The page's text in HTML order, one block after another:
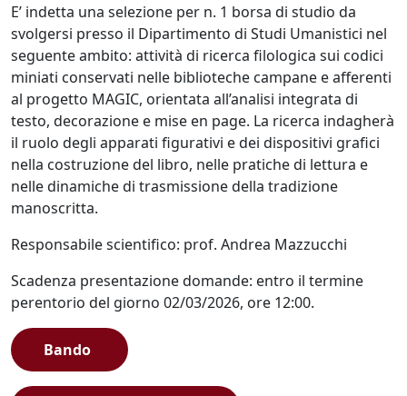
E’ indetta una selezione per n. 1 borsa di studio da
svolgersi presso il Dipartimento di Studi Umanistici nel
seguente ambito: attività di ricerca filologica sui codici
miniati conservati nelle biblioteche campane e afferenti
al progetto MAGIC, orientata all’analisi integrata di
testo, decorazione e mise en page. La ricerca indagherà
il ruolo degli apparati figurativi e dei dispositivi grafici
nella costruzione del libro, nelle pratiche di lettura e
nelle dinamiche di trasmissione della tradizione
manoscritta.
Responsabile scientifico: prof. Andrea Mazzucchi
Scadenza presentazione domande: entro il termine
perentorio del giorno 02/03/2026, ore 12:00.
Bando